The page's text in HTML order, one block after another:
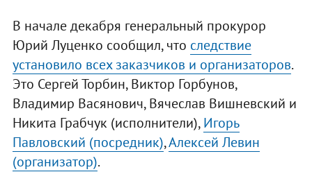
В начале декабря генеральный прокурор
Юрий Луценко сообщил, что следствие
установило всех заказчиков и организаторов.
Это Сергей Торбин, Виктор Горбунов,
Владимир Васянович, Вячеслав Вишневский и
Никита Грабчук (исполнители),Игорь
Павловский (посредник),Алексей Левин
(организатор).